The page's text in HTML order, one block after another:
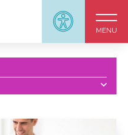
Panneau
MENU
by HôpitauxRobert